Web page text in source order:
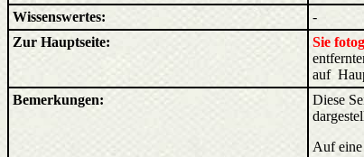
Wissenswertes:
-
Zur Hauptseite:
Sie
auf
Bemerkungen:
Diese
Auf